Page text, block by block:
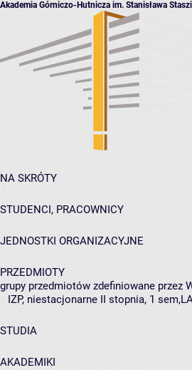
Akademia Górniczo-Hutnicza im. Stanisława
NA SKRÓTY
STUDENCI, PRACOWNICY
JEDNOSTKI ORGANIZACYJNE
PRZEDMIOTY
grupy przedmiotów zdefiniowane przez
IZP, niestacjonarne II stopnia, 1
STUDIA
AKADEMIKI